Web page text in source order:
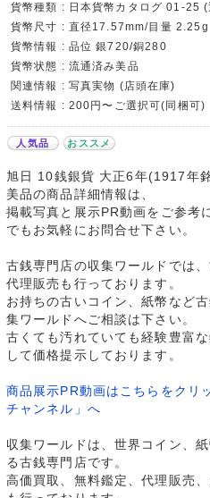
貨幣種類 : 日本貨幣カタログ 01-25
貨幣尺寸 : 直径17.57mm/目量 2.25g
貨幣情報 : 品位 銀720/銅280
貨幣状態 : 流通済み美品
関連情報 : 写真実物 (店頭在庫)
送料情報 : 200円〜ご選択可(同梱可)
人気品 おススメ
旭日 10銭銀貨 大正6年(1917年
美品の商品詳細情報は、
掲載写真と展示PR動画をご参考
でもお気軽にお問合せ下さい。
古銭専門店の収集ワールドでは
代理販売も行っております。
お持ちの古いコイン、紙幣など
集ワールドへご相談は下さい。
古くても汚れていても経験豊富
して価格提示しております。
商品展示PR動画はこちらをク
チャンネル」へ
収集ワールドは、世界コイン、
る古銭専門店です。
高価買取、無料鑑定、代理販売